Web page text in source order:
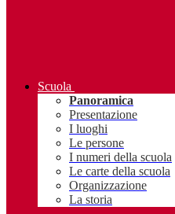
Scuola
Panoramica
Presentazione
I luoghi
Le persone
I numeri della scuola
Le carte della scuola
Organizzazione
La storia